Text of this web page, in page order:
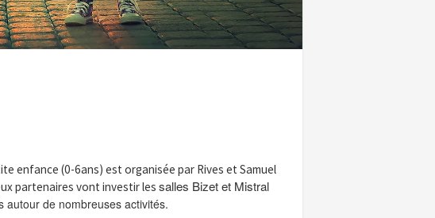
enfance (0-6ans) est organisée par Rives et Samuel
partenaires vont investir les salles Bizet et Mistral
autour de nombreuses activités.